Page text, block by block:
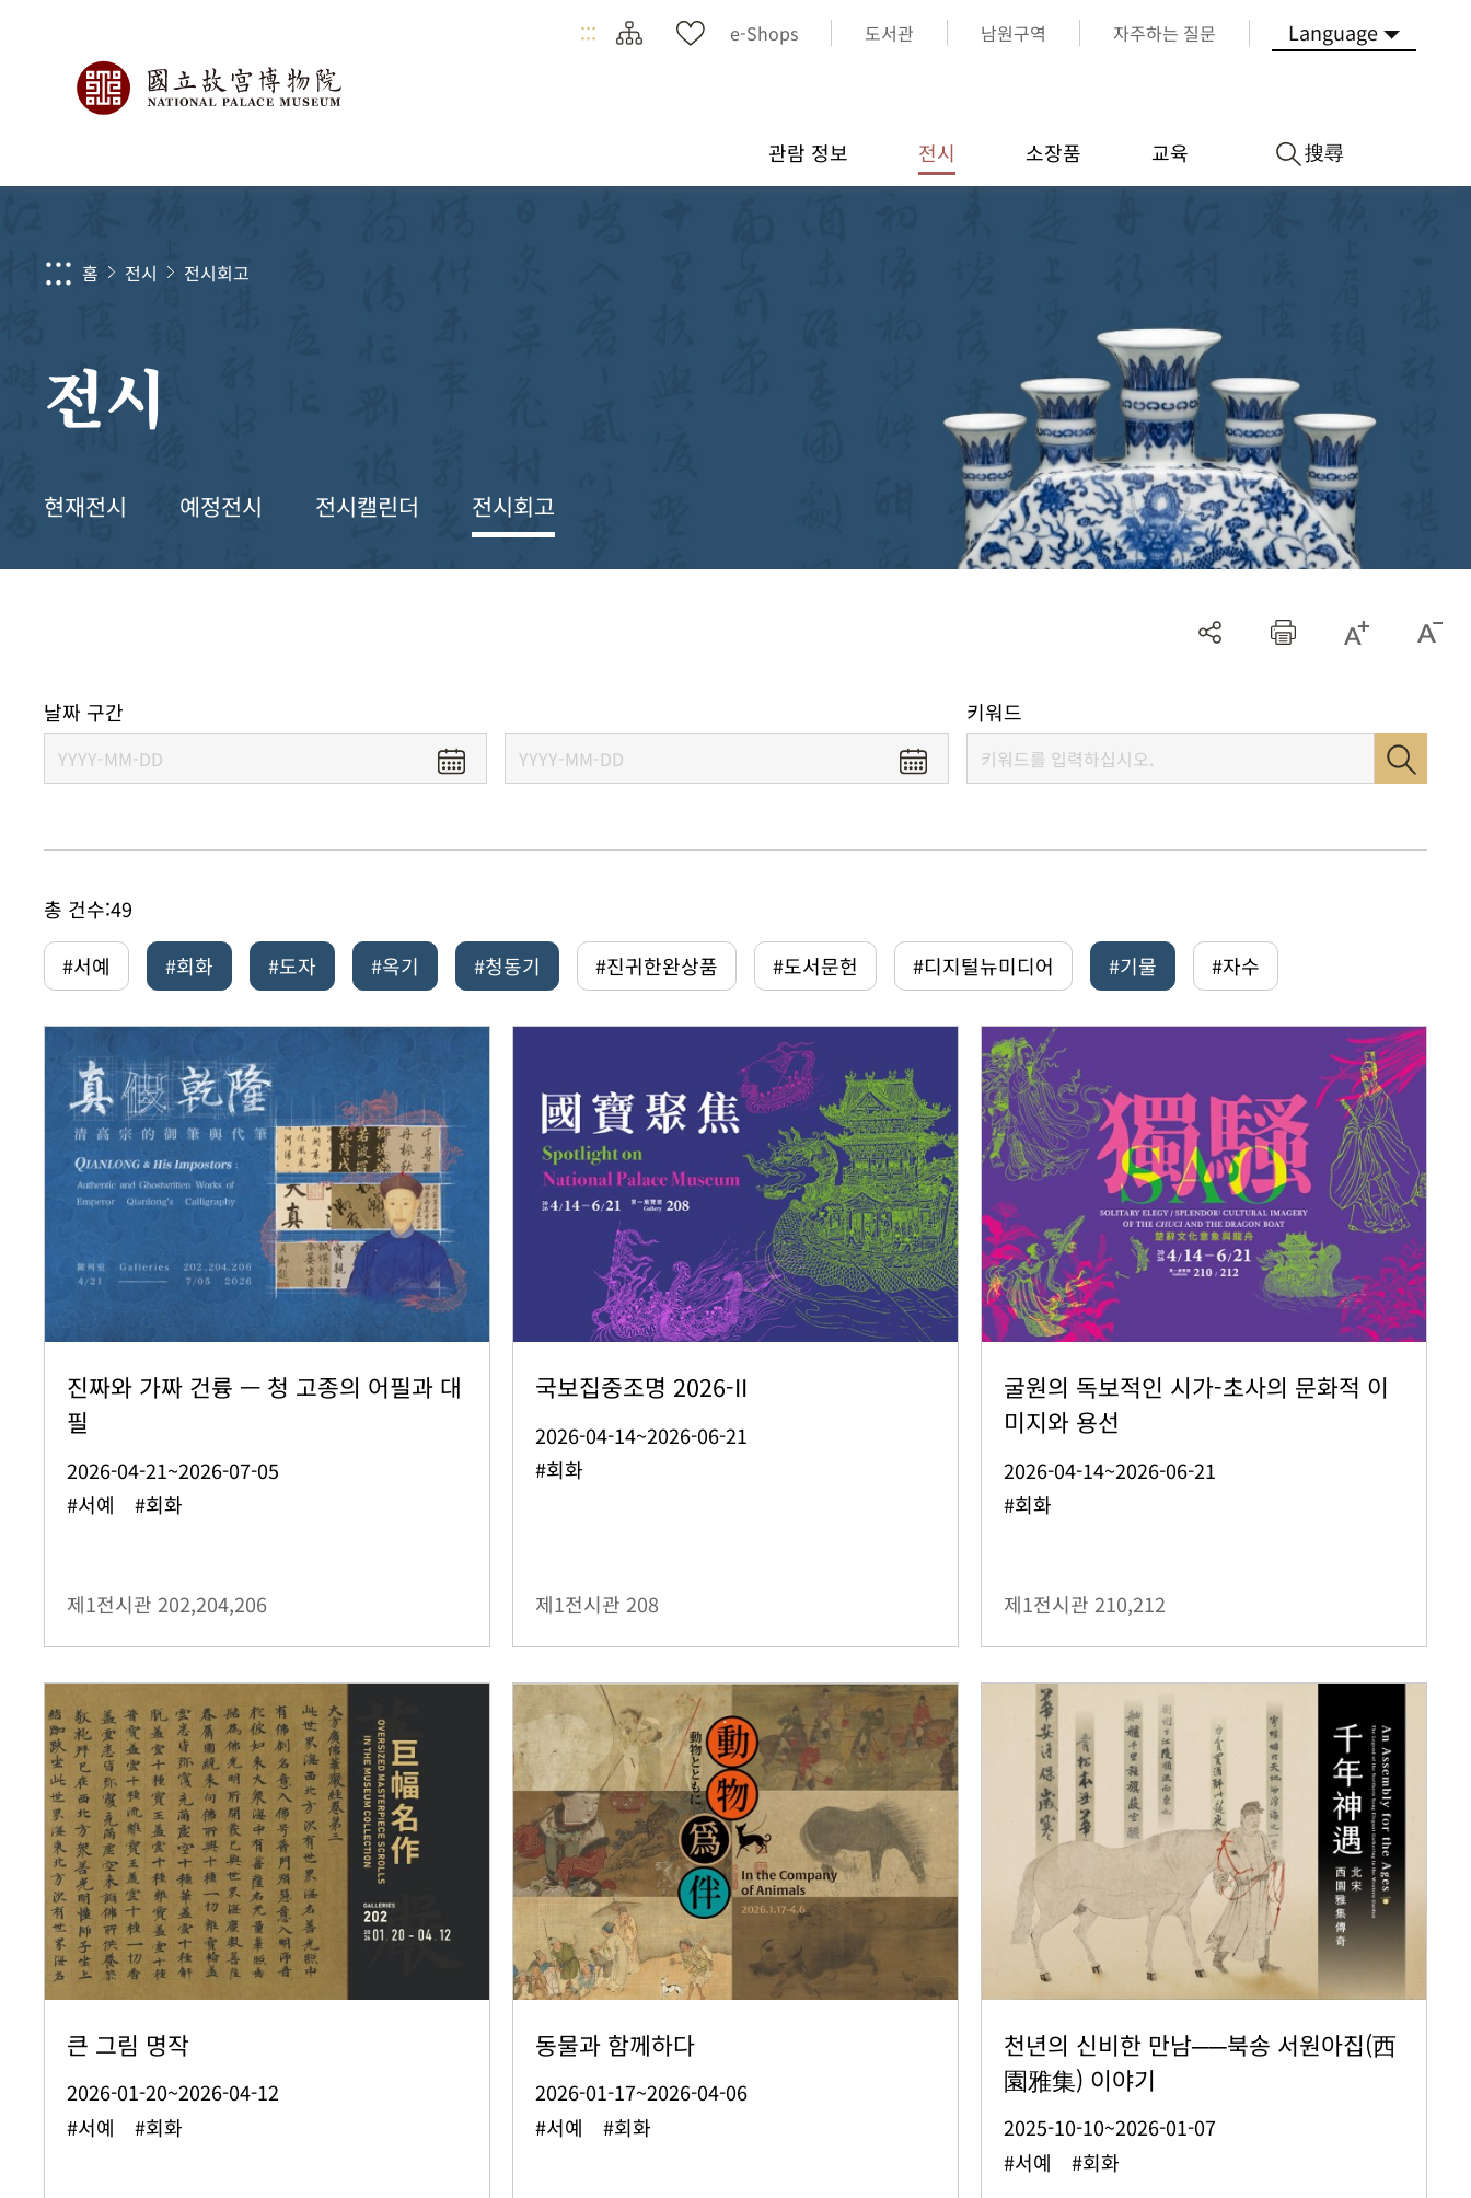
::: e-Shops 도서관 남원구역 자주하는 질문 Language
관람 정보 전시 소장품 교육 搜尋
::: 홈 전시 전시회고
전시
현재전시 예정전시 전시캘린더 전시회고
날짜 구간 키워드
총 건수:49
#서예
#회화 #도자 #옥기 #청동기 #진귀한완상품 #도서문헌 #디지털뉴미디어 #기물 #자수
진짜와 가짜 건륭 — 청 고종의 어필과 대
필
2026-04-21~2026-07-05
#서예 #회화
제1전시관 202,204,206
국보집중조명 2026-II
2026-04-14~2026-06-21
#회화
제1전시관 208
굴원의 독보적인 시가-초사의 문화적 이
미지와 용선
2026-04-14~2026-06-21
#회화
제1전시관 210,212
큰 그림 명작
2026-01-20~2026-04-12
#서예 #회화
동물과 함께하다
2026-01-17~2026-04-06
#서예 #회화
천년의 신비한 만남──북송 서원아집(西
園雅集) 이야기
2025-10-10~2026-01-07
#서예 #회화